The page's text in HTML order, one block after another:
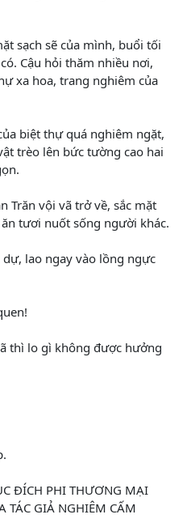
sạch sẽ của mình, buổi tối
Cậu hỏi thăm nhiều nơi,
xa hoa, trang nghiêm của
biệt thự quá nghiêm ngặt,
trèo lên bức tường cao hai
Trăn vội vã trở về, sắc mặt
tươi nuốt sống người khác.
lao ngay vào lồng ngực
thì lo gì không được hưởng
ĐÍCH PHI THƯƠNG MẠI
TÁC GIẢ NGHIÊM CẤM